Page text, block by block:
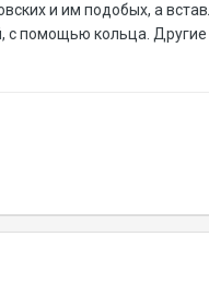
и им подобых, а
помощью кольца. Другие